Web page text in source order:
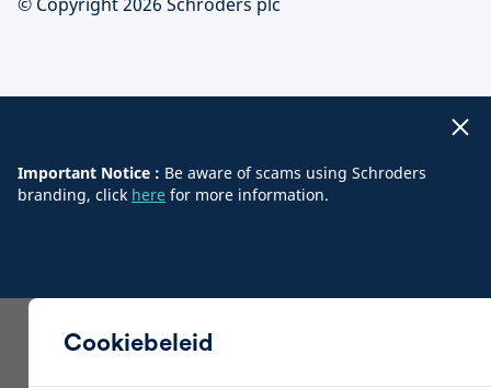
Important Notice : Be aware of scams using Schroders
branding, click here for more information.
Cookiebeleid